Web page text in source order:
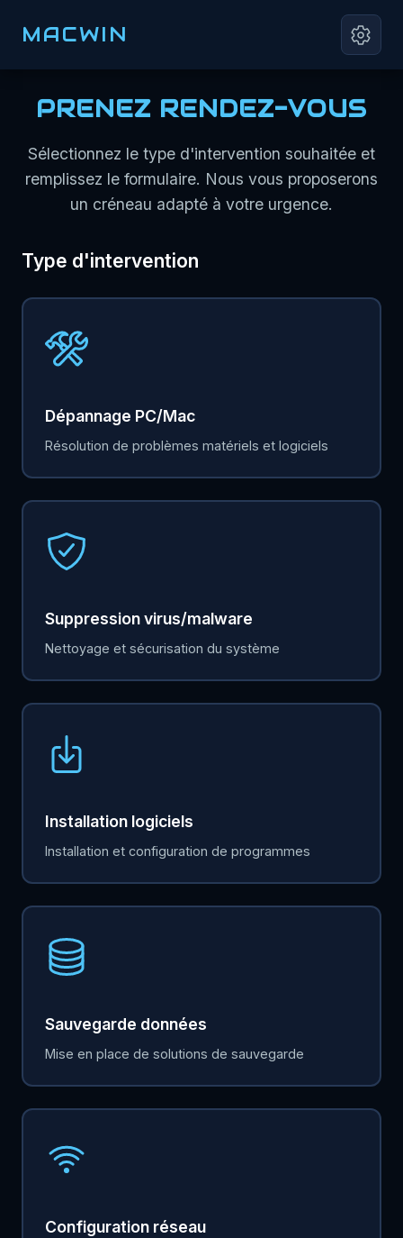
MACWIN
PRENEZ RENDEZ-VOUS
Sélectionnez le type d'intervention souhaitée et
remplissez le formulaire. Nous vous proposerons
un créneau adapté à votre urgence.
Type d'intervention
Dépannage PC/Mac
Résolution de problèmes matériels et logiciels
Suppression virus/malware
Nettoyage et sécurisation du système
Installation logiciels
Installation et configuration de programmes
Sauvegarde données
Mise en place de solutions de sauvegarde
Configuration réseau